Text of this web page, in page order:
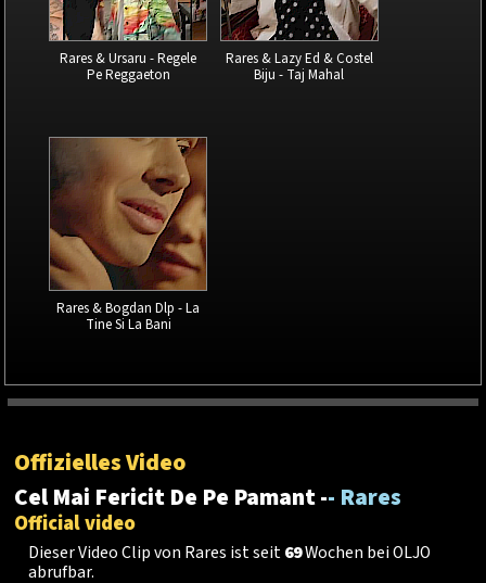
Rares & Ursaru - Regele
Pe Reggaeton
Rares & Lazy Ed & Costel
Biju - Taj Mahal
Rares & Bogdan Dlp - La
Tine Si La Bani
Offizielles Video
Cel Mai Fericit De Pe Pamant -- Rares
Official video
Dieser Video Clip von Rares ist seit69Wochen bei OLJO
abrufbar.